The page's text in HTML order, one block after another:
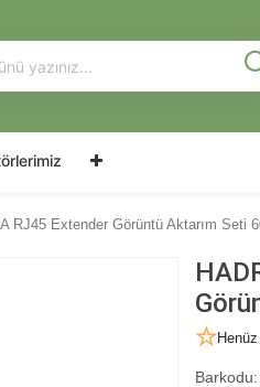
RJ45 Extender Görüntü Aktarım Seti
Barkodu: